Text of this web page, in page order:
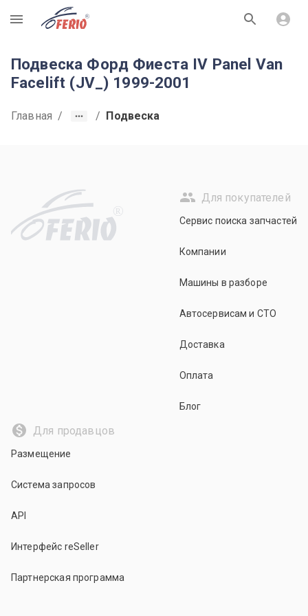
R
Подвеска Форд Фиеста IV Panel Van
Facelift (JV_) 1999-2001
Главная / / Подвеска
R
Для покупателей
Сервис поиска запчастей
Компании
Машины в разборе
Автосервисам и СТО
Доставка
Оплата
Блог
Для продавцов
Размещение
Система запросов
API
Интерфейс reSeller
Партнерская программа